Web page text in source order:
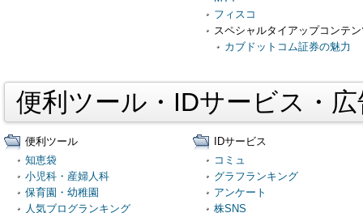
フィスコ
スペシャルタイアップコンテ
カブドットコム証券の魅力
便利ツール・IDサービス・
便利ツール
知恵袋
小児科・産婦人科
保育園・幼稚園
人気ブログランキング
IDサービス
コミュ
グラフランキング
アンケート
株SNS